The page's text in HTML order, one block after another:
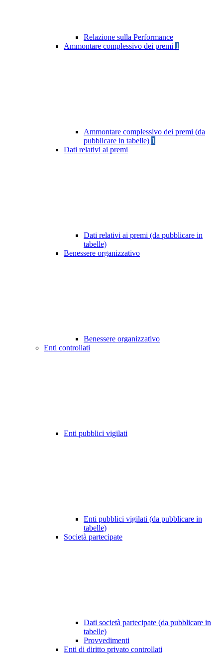
Relazione sulla Performance
Ammontare complessivo dei premi 1
Ammontare complessivo dei premi (da
pubblicare in tabelle) 1
Dati relativi ai premi
Dati relativi ai premi (da pubblicare in
tabelle)
Benessere organizzativo
Benessere organizzativo
Enti controllati
Enti pubblici vigilati
Enti pubblici vigilati (da pubblicare in
tabelle)
Società partecipate
Dati società partecipate (da pubblicare in
tabelle)
Provvedimenti
Enti di diritto privato controllati